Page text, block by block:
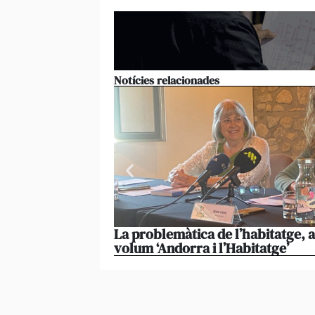
Notícies relacionades
La problemàtica de l’habitatge,
volum ‘Andorra i l’Habitatge’